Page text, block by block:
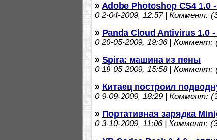
» Adobe Photoshop CS4 1.0
02-04-2009, 12:57 | Коммент:
» Panda Cloud Antivirus 1.0
020-05-2009, 19:36 | Коммент:
» Spira: машина из пены
019-05-2009, 15:58 | Коммент:
» Китаец построил
09-09-2009, 18:29 | Коммент:
» Портативная зарядка
03-10-2009, 11:06 | Коммент: